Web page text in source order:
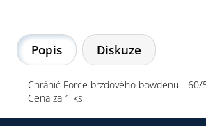
Popis Diskuze
Chránič Force brzdového bowdenu - 60/
Cena za 1 ks